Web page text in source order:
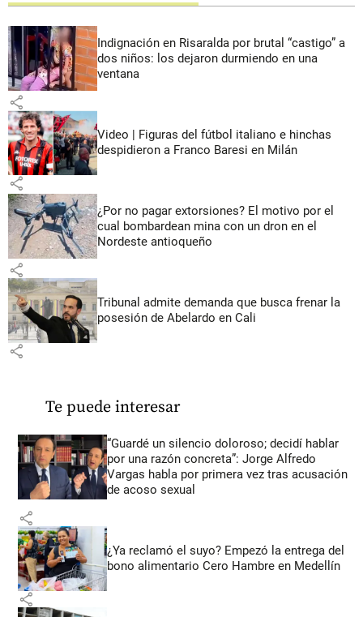
Indignación en Risaralda por brutal “castigo” a
dos niños: los dejaron durmiendo en una
ventana
share
Video | Figuras del fútbol italiano e hinchas
despidieron a Franco Baresi en Milán
share
¿Por no pagar extorsiones? El motivo por el
cual bombardean mina con un dron en el
Nordeste antioqueño
share
Tribunal admite demanda que busca frenar la
posesión de Abelardo en Cali
share
Te puede interesar
“Guardé un silencio doloroso; decidí hablar
por una razón concreta”: Jorge Alfredo
Vargas habla por primera vez tras acusación
de acoso sexual
share
¿Ya reclamó el suyo? Empezó la entrega del
bono alimentario Cero Hambre en Medellín
share